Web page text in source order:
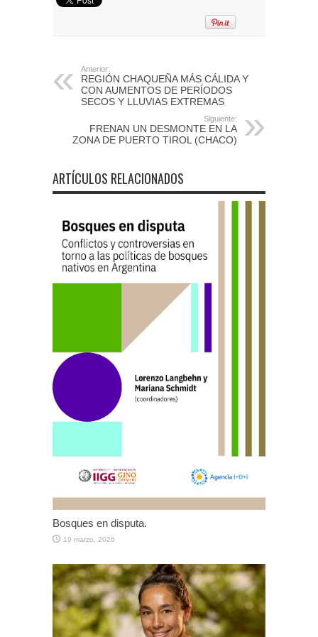
Anterior:
REGIÓN CHAQUEÑA MÁS CÁLIDA Y
CON AUMENTOS DE PERÍODOS
SECOS Y LLUVIAS EXTREMAS
Siguiente:
FRENAN UN DESMONTE EN LA
ZONA DE PUERTO TIROL (CHACO)
ARTÍCULOS RELACIONADOS
Bosques en disputa.
19 marzo, 2026